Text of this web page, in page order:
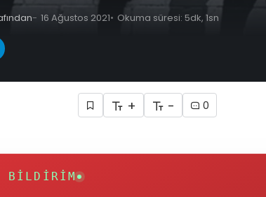
16 Ağustos 2021 Okuma süresi: 5dk, 1sn
+ - 0
BILDIRIM